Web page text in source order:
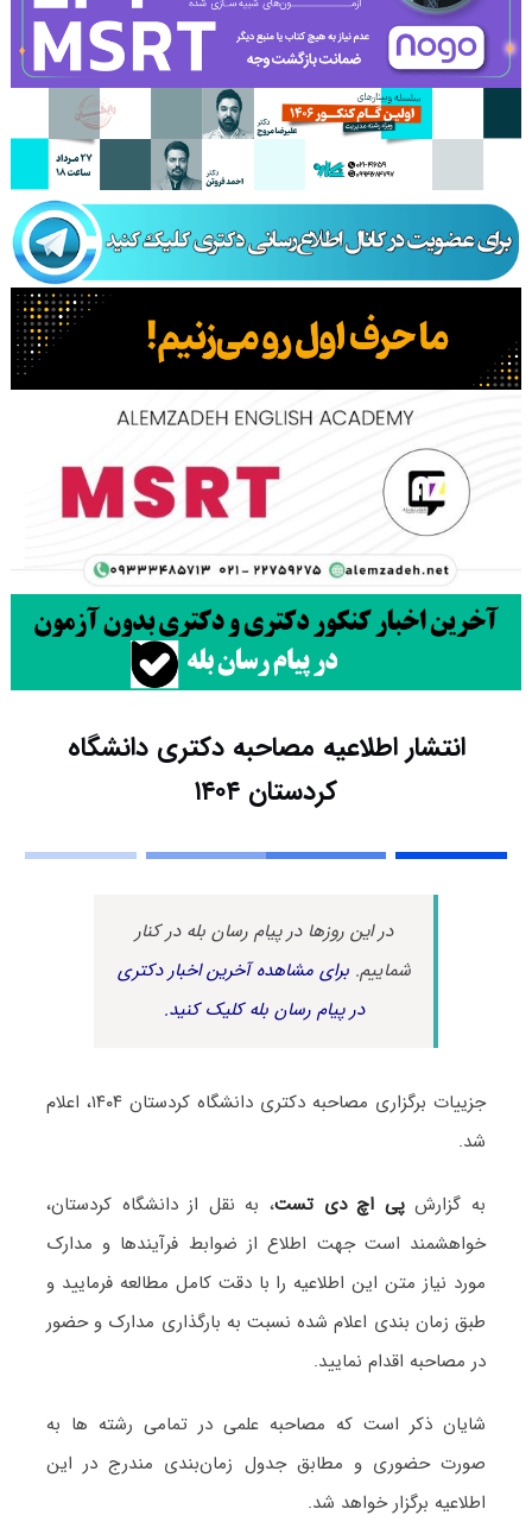
انتشار اطلاعیه مصاحبه دکتری دانشگاه
کردستان ۱۴۰۴
در این روزها در پیام رسان بله در کنار
شماییم.برای مشاهده آخرین اخبار دکتری
در پیام رسان بله کلیک کنید.
جزییات برگزاری مصاحبه دکتری دانشگاه کردستان ۱۴۰۴، اعلام
شد.
به گزارش پی اچ دی تست، به نقل از دانشگاه کردستان،
خواهشمند است جهت اطلاع از ضوابط فرآیندها و مدارک
مورد نیاز متن این اطلاعیه را با دقت کامل مطالعه فرمایید و
طبق زمان بندی اعلام شده نسبت به بارگذاری مدارک و حضور
در مصاحبه اقدام نمایید.
شایان ذکر است که مصاحبه علمی در تمامی رشته ها به
صورت حضوری و مطابق جدول زمان‌بندی مندرج در این
اطلاعیه برگزار خواهد شد.